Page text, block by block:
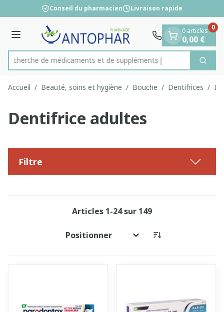
Aller au contenu
1 de 1
Conseil du pharmacien Livraison rapide
Menu
Rechercher
Recherche de médicament
0 articles
0,00 €
0
Accueil / Beauté, soins et hygiène / Bouche / Dentifrices /
Dentifrice adultes
Filtre
Articles 1-24sur 149
Trier par: